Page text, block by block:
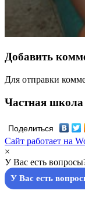
Добавить
Для отправки
Частная
Поделиться
Сайт работает на
×
У Вас есть
У Вас есть